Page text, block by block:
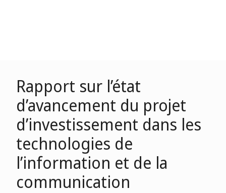
Rapport sur l’état
d’avancement du projet
d’investissement dans les
technologies de
l’information et de la
communication